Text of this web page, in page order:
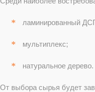
ламинированный
мультиплекс;
натуральное дерево.
От выбора сырья будет